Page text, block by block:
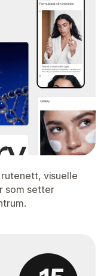
visuelle
som setter